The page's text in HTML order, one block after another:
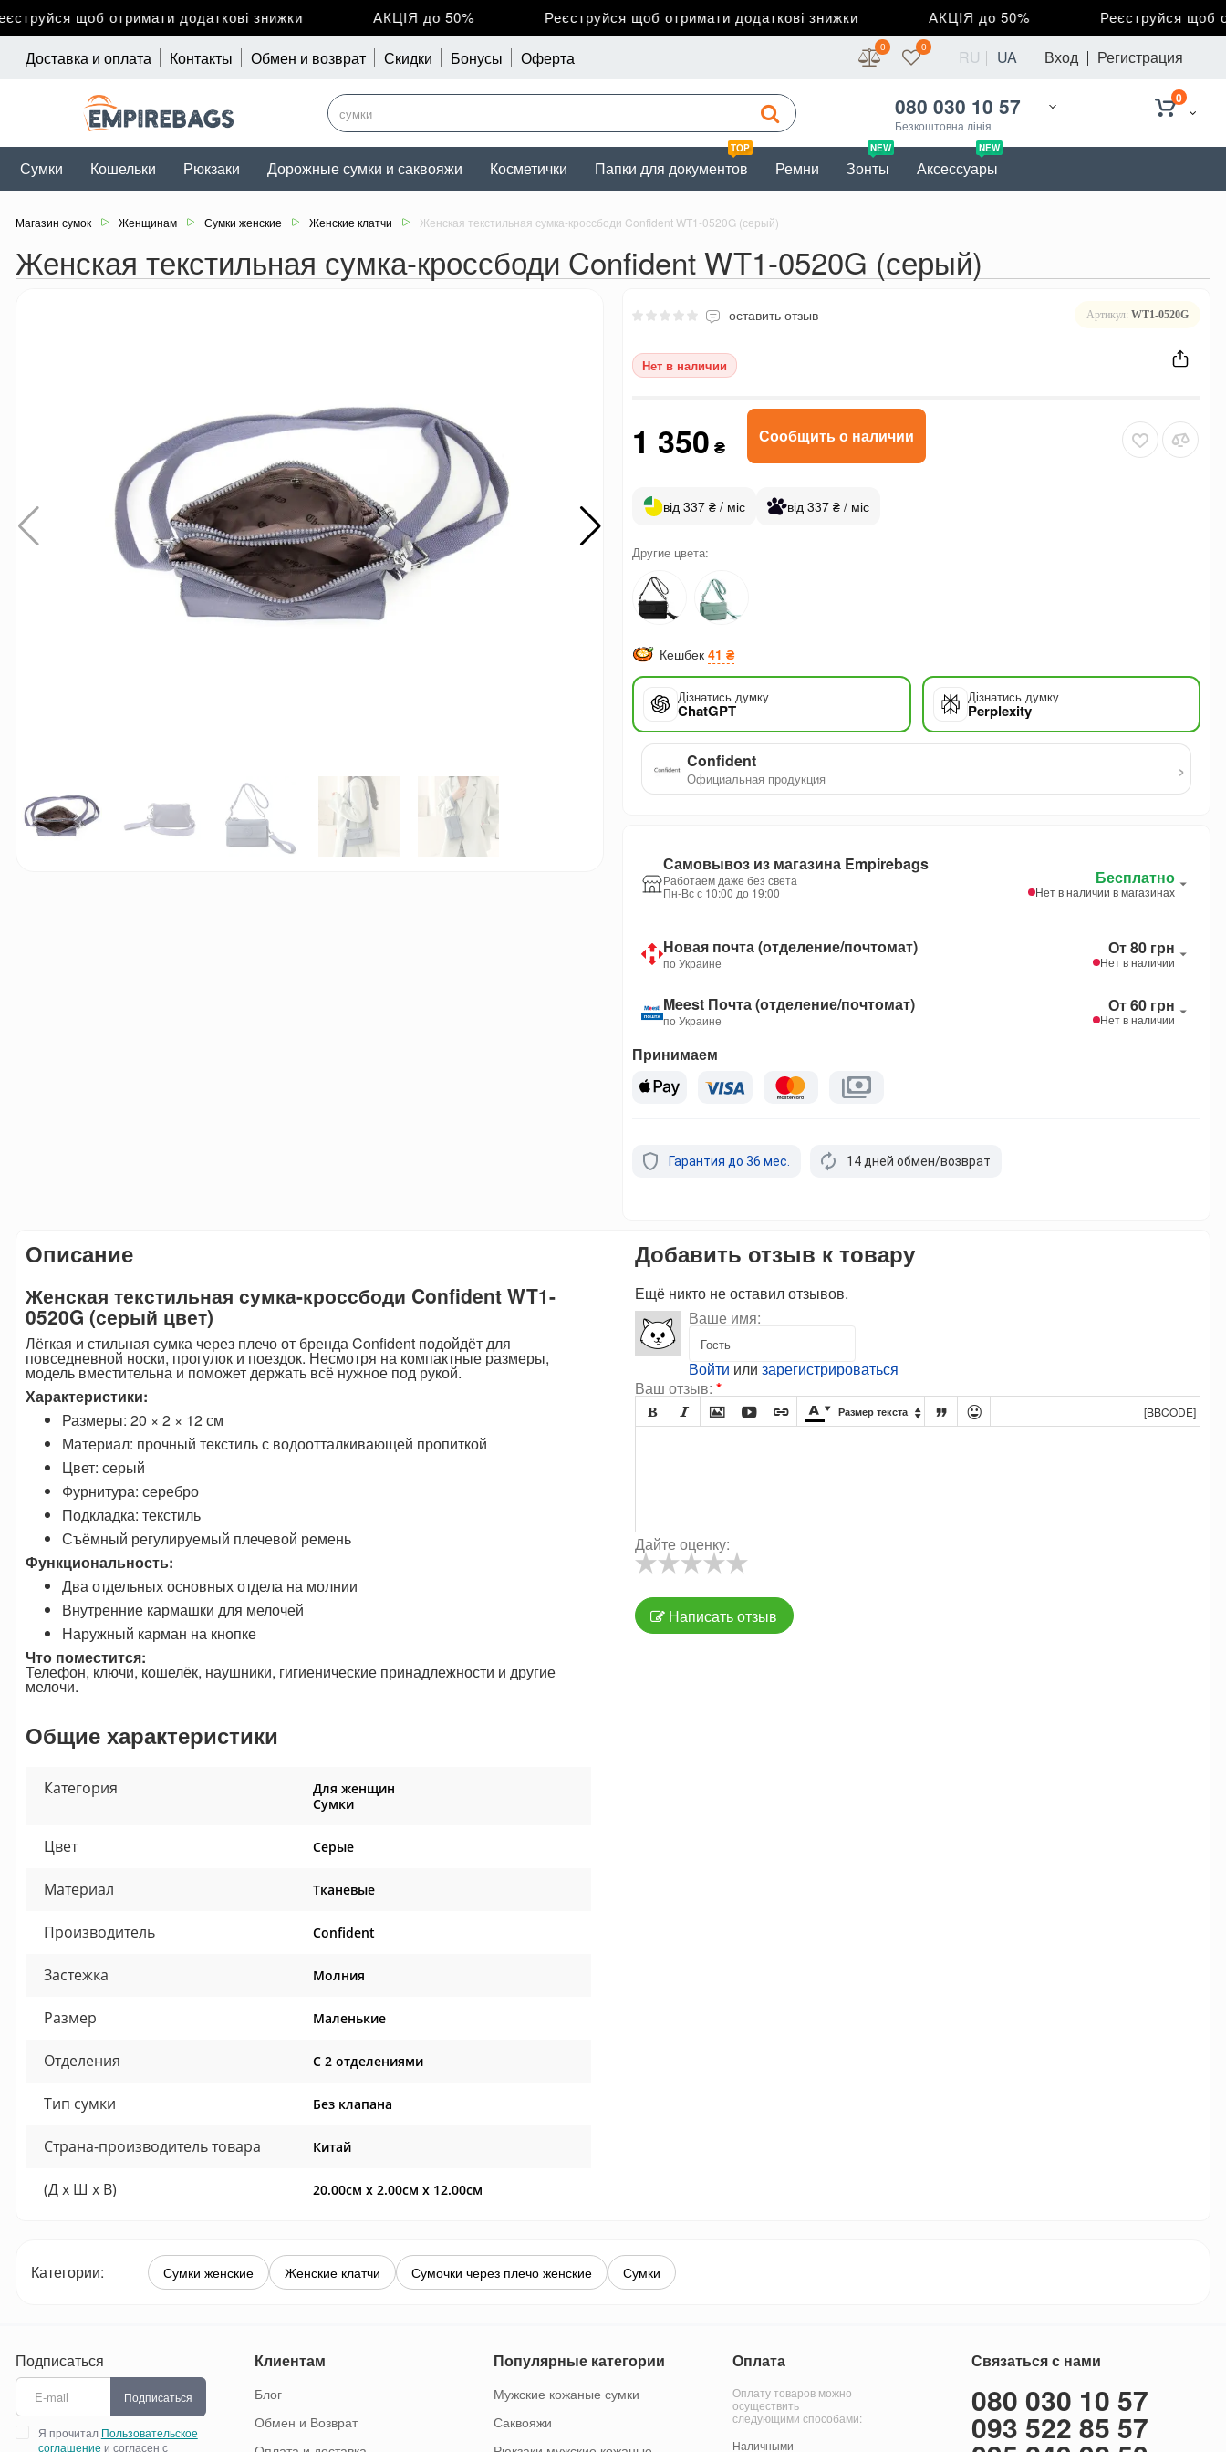
щоб отримати додаткові знижки АКЦІЯ до 50% Реєструйся щоб отримати додаткові знижки АКЦІЯ до 50% Реєструйся щоб
Доставка и оплата Контакты Обмен и возврат Скидки Бонусы Оферта Вход Регистрация
0 0 RU UA
080 030 10 57
Безкоштовна лінія
0
Сумки Кошельки Рюкзаки Дорожные сумки и саквояжи Косметички
TOP
Папки для документов Ремни
NEW
Зонты
NEW
Аксессуары
Магазин сумок Женщинам Сумки женские Женские клатчи Женская текстильная сумка-кроссбоди Confident WT1-0520G (серый)
Женская текстильная сумка-кроссбоди Confident WT1-0520G (серый)
оставить отзыв Артикул: WT1-0520G
Нет в наличии
1 350 ₴ Сообщить о наличии
від 337 ₴ / міс від 337 ₴ / міс
Другие цвета:
Кешбек 41 ₴
Дізнатись думку
ChatGPT
Дізнатись думку
Perplexity
Confident
Официальная продукция ›
Самовывоз из магазина Empirebags
Работаем даже без света
Пн-Вс с 10:00 до 19:00
Бесплатно
Нет в наличии в магазинах
Новая почта (отделение/почтомат)
по Украине
От 80 грн
Нет в наличии
Meest Почта (отделение/почтомат)
по Украине
От 60 грн
Нет в наличии
Принимаем
Гарантия до 36 мес. 14 дней обмен/возврат
Описание
Женская текстильная сумка-кроссбоди Confident WT1-
0520G (серый цвет)
Лёгкая и стильная сумка через плечо от бренда Confident подойдёт для
повседневной носки, прогулок и поездок. Несмотря на компактные размеры,
модель вместительна и поможет держать всё нужное под рукой.
Характеристики:
Размеры: 20 × 2 × 12 см
Материал: прочный текстиль с водоотталкивающей пропиткой
Цвет: серый
Фурнитура: серебро
Подкладка: текстиль
Съёмный регулируемый плечевой ремень
Функциональность:
Два отдельных основных отдела на молнии
Внутренние кармашки для мелочей
Наружный карман на кнопке
Что поместится:
Телефон, ключи, кошелёк, наушники, гигиенические принадлежности и другие
мелочи.
Общие характеристики
Категория
Для женщин
Сумки
Цвет Серые
Материал Тканевые
Производитель Confident
Застежка Молния
Размер Маленькие
Отделения С 2 отделениями
Тип сумки Без клапана
Страна-производитель товара Китай
(Д x Ш x В) 20.00см x 2.00см x 12.00см
Добавить отзыв к товару
Ещё никто не оставил отзывов.
Ваше имя:
Войти или зарегистрироваться
Ваш отзыв: *
       Размер текста    [BBCODE]
Дайте оценку:
Написать отзыв
Категории: Сумки женские Женские клатчи Сумочки через плечо женские Сумки
Подписаться
Подписаться
Я прочитал Пользовательское
соглашение и согласен с
Клиентам
Блог
Обмен и Возврат
Популярные категории
Мужские кожаные сумки
Саквояжи
Оплата
Оплату товаров можно
осуществить
следующими способами:
Наличными
Связаться с нами
080 030 10 57
093 522 85 57